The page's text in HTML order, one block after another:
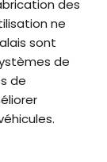
des
ne
sont
de
de